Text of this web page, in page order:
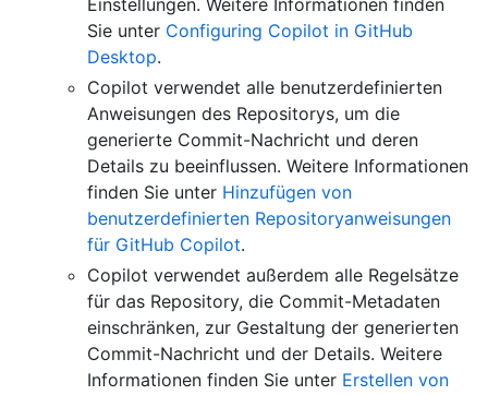
Sie unter Configuring Copilot in GitHub
Desktop.
Copilot verwendet alle benutzerdefinierten
Anweisungen des Repositorys, um die
generierte Commit-Nachricht und deren
Details zu beeinflussen. Weitere Informationen
finden Sie unter Hinzufügen von
benutzerdefinierten Repositoryanweisungen
für GitHub Copilot.
Copilot verwendet außerdem alle Regelsätze
für das Repository, die Commit-Metadaten
einschränken, zur Gestaltung der generierten
Commit-Nachricht und der Details. Weitere
Informationen finden Sie unter Erstellen von